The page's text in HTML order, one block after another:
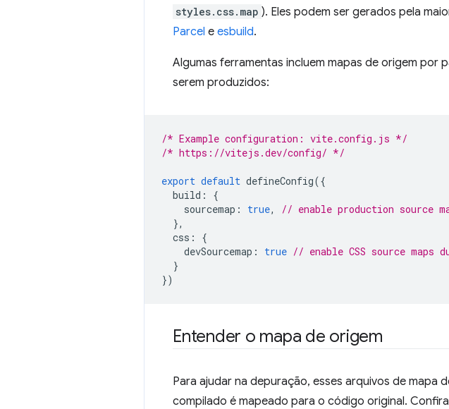
styles.css.map ). Eles podem ser gerados pela
Parcel e esbuild.
Algumas ferramentas incluem mapas de origem
serem produzidos:
/* Example configuration: vite.config.js */
/* https://vitejs.dev/config/ */
export default defineConfig({
build :
{
sourcemap : true,
// enable production source
},
css :
{
devSourcemap : true // enable CSS source maps
}
})
Entender o mapa de origem
Para ajudar na depuração, esses arquivos de
compilado é mapeado para o código original.